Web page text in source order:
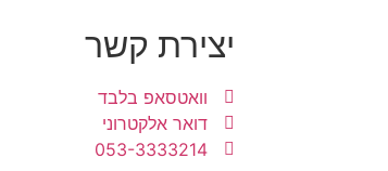
יצירת קשר
וואטסאפ בלבד
דואר אלקטרוני
053-3333214